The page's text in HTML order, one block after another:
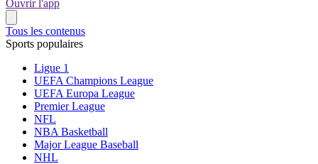
Ouvrir l'app
Tous les contenus
Sports populaires
Ligue 1
UEFA Champions League
UEFA Europa League
Premier League
NFL
NBA Basketball
Major League Baseball
NHL